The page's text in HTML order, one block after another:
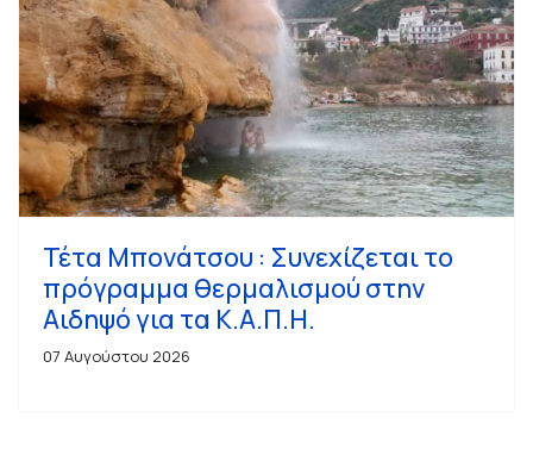
Τέτα Μπονάτσου : Συνεχίζεται το
πρόγραμμα θερμαλισμού στην
Αιδηψό για τα Κ.Α.Π.Η.
07 Αυγούστου 2026